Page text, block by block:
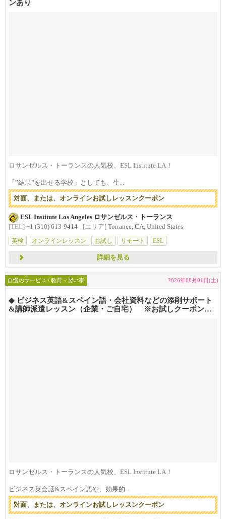
ンあり
ロサンゼルス・トーランスの人気校、ESL Institute LA！
「”結果”を出せる学校」としても、生...
対面、または、オンラインお試しレッスンクーポン
ESL Institute Los Angeles ロサンゼルス・トーランス
[TEL] +1 (310) 613-9414 [エリア] Torrance, CA, United States
英検
オンラインレッスン お試し リモート ESL
詳細を見る
自慢のサービス / 教育・習い事 2026年08月01日(土)
◆ ビジネス英語&スペイン語・会社資料などの添削サポート
&講師派遣レッスン（企業・ご自宅） ※お試しクーポンあ
ロサンゼルス・トーランスの人気校、ESL Institute LA！
ビジネス英会話&スペイン語や、効果的...
対面、または、オンラインお試しレッスンクーポン